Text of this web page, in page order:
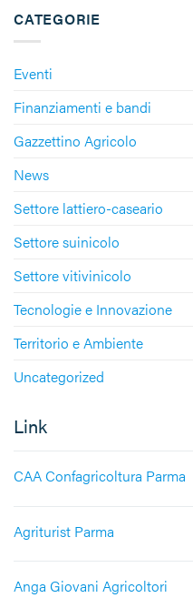
CATEGORIE
Eventi
Finanziamenti e bandi
Gazzettino Agricolo
News
Settore lattiero-caseario
Settore suinicolo
Settore vitivinicolo
Tecnologie e Innovazione
Territorio e Ambiente
Uncategorized
Link
CAA Confagricoltura Parma
Agriturist Parma
Anga Giovani Agricoltori